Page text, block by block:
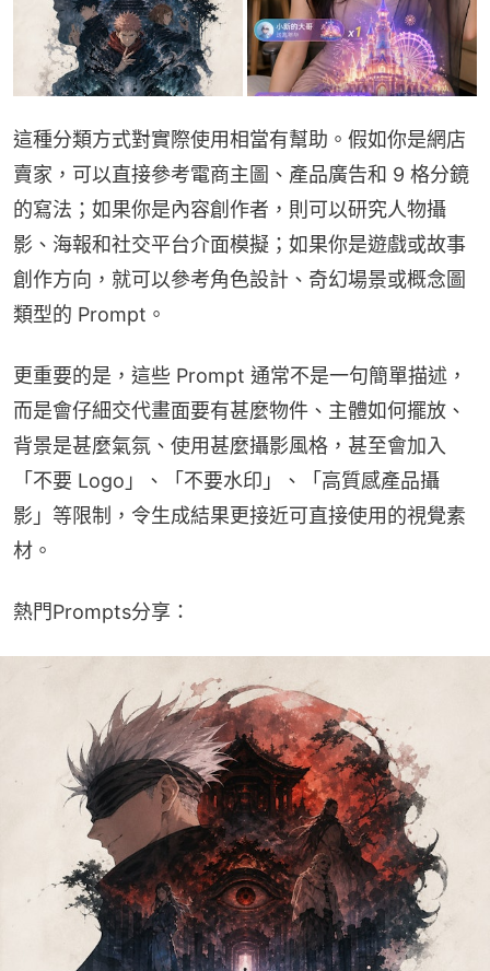
這種分類方式對實際使用相當有幫助。假如你是網店
賣家，可以直接參考電商主圖、產品廣告和 9 格分鏡
的寫法；如果你是內容創作者，則可以研究人物攝
影、海報和社交平台介面模擬；如果你是遊戲或故事
創作方向，就可以參考角色設計、奇幻場景或概念圖
類型的 Prompt。
更重要的是，這些 Prompt 通常不是一句簡單描述，
而是會仔細交代畫面要有甚麼物件、主體如何擺放、
背景是甚麼氣氛、使用甚麼攝影風格，甚至會加入
「不要 Logo」、「不要水印」、「高質感產品攝
影」等限制，令生成結果更接近可直接使用的視覺素
材。
熱門Prompts分享：